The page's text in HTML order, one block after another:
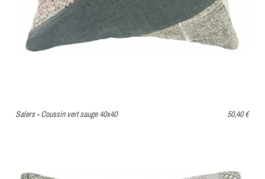
Salers - Coussin vert sauge 40x40 50,40 €